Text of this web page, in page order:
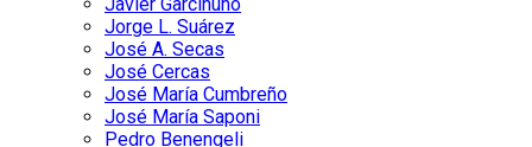
Jorge L. Suárez
José A. Secas
José Cercas
José María Cumbreño
José María Saponi
Pedro Benengeli